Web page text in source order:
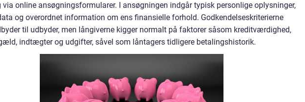
via online ansøgningsformularer. I ansøgningen indgår typisk personlige oplysninger,
og overordnet information om ens finansielle forhold. Godkendelseskriterierne
til udbyder, men långiverne kigger normalt på faktorer såsom kreditværdighed,
indtægter og udgifter, såvel som låntagers tidligere betalingshistorik.